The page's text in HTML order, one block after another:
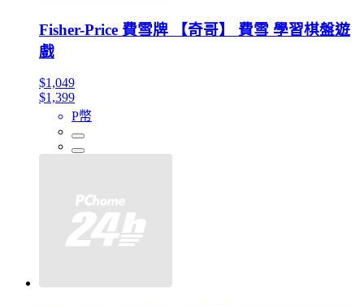
Fisher-Price 費雪牌 【奇哥】 費雪 學習棋盤遊
戲
$1,049
$1,399
P幣